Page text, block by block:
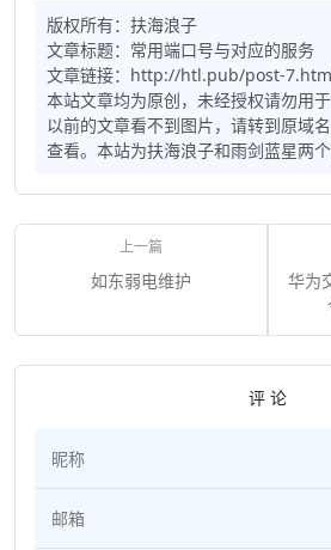
版权所有： 扶海浪子
文章标题： 常用端口号与对应的服务
文章链接：http://htl.pub/post-
本站文章均为原创，未经授权请勿用
以前的文章看不到图片，请转到原域
查看。本站为扶海浪子和雨剑蓝星两个
如东弱电维护
华为
评 论